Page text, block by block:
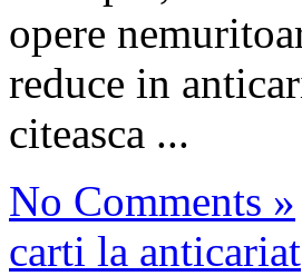
opere
reduce in
citeasca ...
No Comments »
carti la anticariat